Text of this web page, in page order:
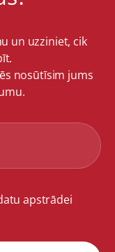
un uzziniet, cik
nosūtīsim jums
apstrādei